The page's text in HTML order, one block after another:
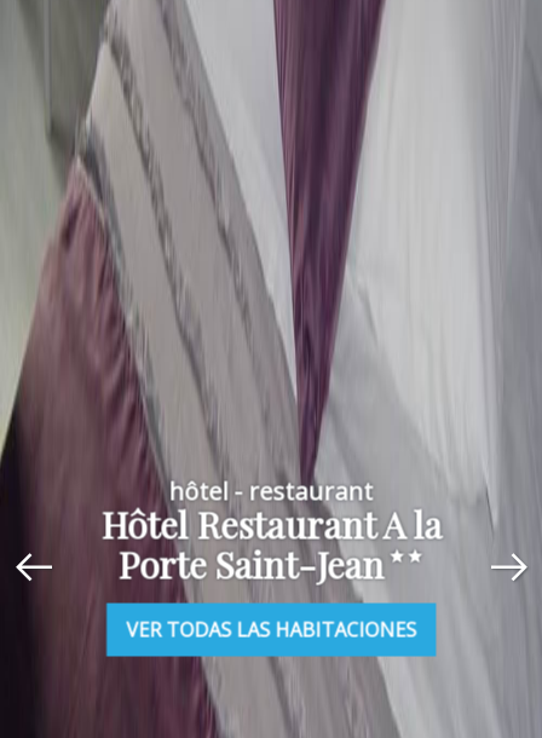
hôtel - restaurant
Hôtel Restaurant A la
Porte Saint-Jean
VER TODAS LAS HABITACIONES